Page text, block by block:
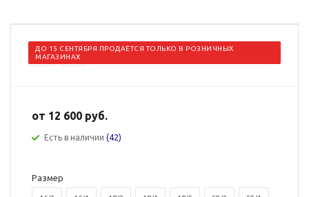
ДО 15 СЕНТЯБРЯ ПРОДАЁТСЯ ТОЛЬКО В РОЗНИЧНЫХ
МАГАЗИНАХ
от 12 600 руб.
Есть в наличии (42)
Размер